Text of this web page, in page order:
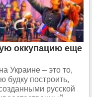
оккупацию еще
Украине – это то,
будку построить,
русской